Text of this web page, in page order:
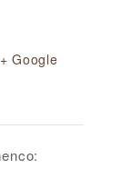
+ Google